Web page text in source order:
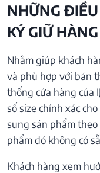
NHỮNG
KÝ GIỮ
Nhằm giúp khách
và phù hợp với bản
thống cửa hàng của
số size chính xác
sung sản phẩm
phẩm đó không có
Khách hàng xem